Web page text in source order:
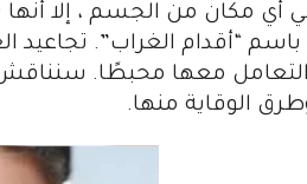
أي مكان من الجسم ، إلا
“أقدام الغراب”. تجاعيد
معها محبطًا.
الوقاية منها.